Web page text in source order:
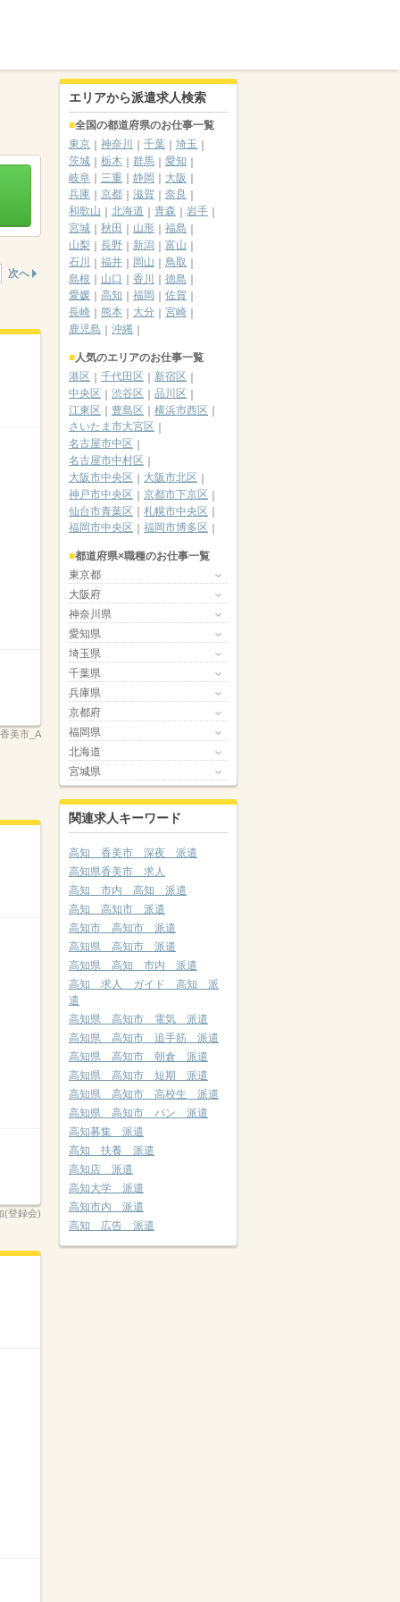
次へ
美市_A
(登録会)
エリアから派遣求人検索
全国の都道府県のお仕事一覧
東京
神奈川 千葉
埼玉
茨城
栃木 群馬
愛知
岐阜
三重 静岡
大阪
兵庫
京都 滋賀
奈良
和歌山
北海道 青森
岩手
宮城
秋田 山形
福島
山梨
長野 新潟
富山
石川
福井 岡山
鳥取
島根
山口 香川
徳島
愛媛
高知 福岡
佐賀
長崎
熊本 大分
宮崎
鹿児島
沖縄
人気のエリアのお仕事一覧
港区
千代田区
新宿区
中央区
渋谷区
品川区
江東区
豊島区
横浜市西区
さいたま市大宮区
名古屋市中区
名古屋市中村区
大阪市中央区
大阪市北区
神戸市中央区
京都市下京区
仙台市青葉区
札幌市中央区
福岡市中央区
福岡市博多区
都道府県×職種のお仕事一覧
東京都
大阪府
神奈川県
愛知県
埼玉県
千葉県
兵庫県
京都府
福岡県
北海道
宮城県
関連求人キーワード
高知 香美市 深夜 派遣
高知県香美市 求人
高知 市内 高知 派遣
高知 高知市 派遣
高知市 高知市 派遣
高知県 高知市 派遣
高知県 高知 市内 派遣
高知 求人 ガイド 高知 派
遣
高知県 高知市 電気 派遣
高知県 高知市 追手筋 派遣
高知県 高知市 朝倉 派遣
高知県 高知市 短期 派遣
高知県 高知市 高校生 派遣
高知県 高知市 パン 派遣
高知募集 派遣
高知 扶養 派遣
高知店 派遣
高知大学 派遣
高知市内 派遣
高知 広告 派遣